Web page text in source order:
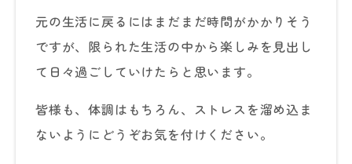
元の生活に戻るにはまだまだ時間がかかりそう
ですが、限られた生活の中から楽しみを見出し
て日々過ごしていけたらと思います。
皆様も、体調はもちろん、ストレスを溜め込ま
ないようにどうぞお気を付けください。